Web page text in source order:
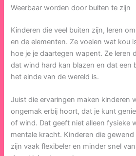
Weerbaar worden door buiten te zijn
Kinderen die veel buiten zijn, leren
en de elementen. Ze voelen wat kou
hoe je je daartegen wapent. Ze leren
dat wind hard kan blazen en dat een
het einde van de wereld is.
Juist die ervaringen maken kinderen
ongemak erbij hoort, dat je kunt
of wind. Dat geeft niet alleen fysieke
mentale kracht. Kinderen die
zijn vaak flexibeler en minder snel